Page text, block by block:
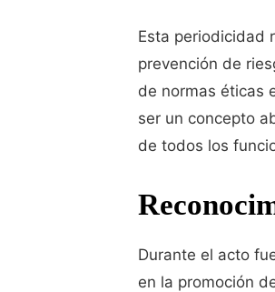
Esta periodicidad
prevención de
de normas éticas
ser un concepto
de todos los
Durante el acto
en la promoción